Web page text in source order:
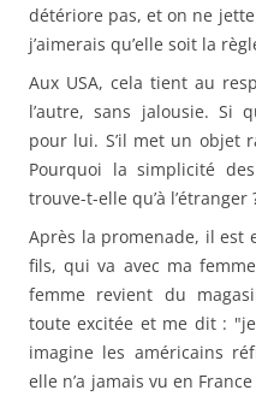
détériore pas, et on ne
j’aimerais qu’elle soit la
Aux USA, cela tient au
l’autre, sans jalousie. Si
pour lui. S’il met un objet
Pourquoi la simplicité
trouve-t-elle qu’à l’étranger
Après la promenade, il est
fils, qui va avec ma
femme revient du
toute excitée et me dit : "je
imagine les américains
elle n’a jamais vu en